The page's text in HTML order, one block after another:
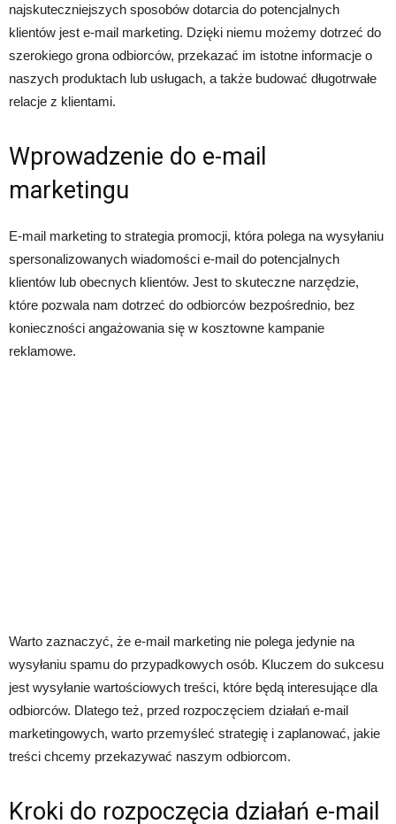
najskuteczniejszych sposobów dotarcia do potencjalnych
klientów jest e-mail marketing. Dzięki niemu możemy dotrzeć do
szerokiego grona odbiorców, przekazać im istotne informacje o
naszych produktach lub usługach, a także budować długotrwałe
relacje z klientami.
Wprowadzenie do e-mail
marketingu
E-mail marketing to strategia promocji, która polega na wysyłaniu
spersonalizowanych wiadomości e-mail do potencjalnych
klientów lub obecnych klientów. Jest to skuteczne narzędzie,
które pozwala nam dotrzeć do odbiorców bezpośrednio, bez
konieczności angażowania się w kosztowne kampanie
reklamowe.
Warto zaznaczyć, że e-mail marketing nie polega jedynie na
wysyłaniu spamu do przypadkowych osób. Kluczem do sukcesu
jest wysyłanie wartościowych treści, które będą interesujące dla
odbiorców. Dlatego też, przed rozpoczęciem działań e-mail
marketingowych, warto przemyśleć strategię i zaplanować, jakie
treści chcemy przekazywać naszym odbiorcom.
Kroki do rozpoczęcia działań e-mail